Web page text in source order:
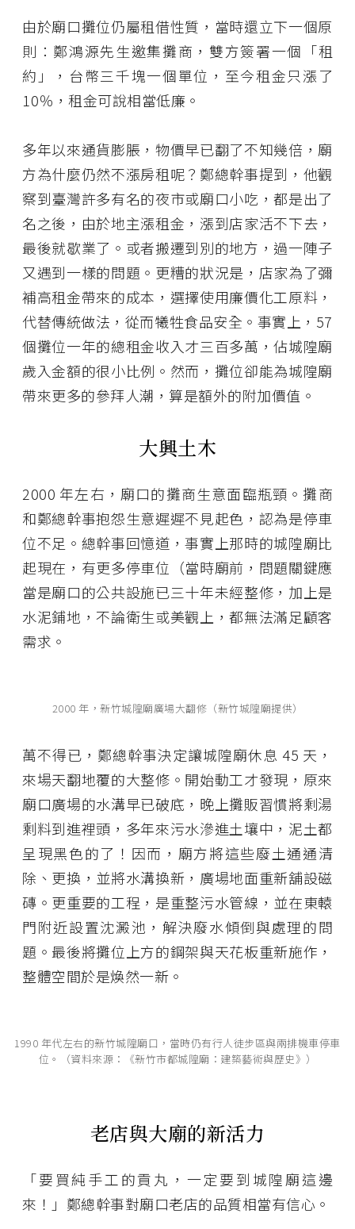
由於廟口攤位仍屬租借性質，當時還立下一個原
則：鄭鴻源先生邀集攤商，雙方簽署一個「租
約」，台幣三千塊一個單位，至今租金只漲了
10％，租金可說相當低廉。
多年以來通貨膨脹，物價早已翻了不知幾倍，廟
方為什麼仍然不漲房租呢？鄭總幹事提到，他觀
察到臺灣許多有名的夜市或廟口小吃，都是出了
名之後，由於地主漲租金，漲到店家活不下去，
最後就歇業了。或者搬遷到別的地方，過一陣子
又遇到一樣的問題。更糟的狀況是，店家為了彌
補高租金帶來的成本，選擇使用廉價化工原料，
代替傳統做法，從而犧牲食品安全。事實上，57
個攤位一年的總租金收入才三百多萬，佔城隍廟
歲入金額的很小比例。然而，攤位卻能為城隍廟
帶來更多的參拜人潮，算是額外的附加價值。
大興土木
2000 年左右，廟口的攤商生意面臨瓶頸。攤商
和鄭總幹事抱怨生意遲遲不見起色，認為是停車
位不足。總幹事回憶道，事實上那時的城隍廟比
起現在，有更多停車位（當時廟前，問題關鍵應
當是廟口的公共設施已三十年未經整修，加上是
水泥鋪地，不論衛生或美觀上，都無法滿足顧客
需求。
2000 年，新竹城隍廟廣場大翻修（新竹城隍廟提供）
萬不得已，鄭總幹事決定讓城隍廟休息 45 天，
來場天翻地覆的大整修。開始動工才發現，原來
廟口廣場的水溝早已破底，晚上攤販習慣將剩湯
剩料到進裡頭，多年來污水滲進土壤中，泥土都
呈現黑色的了！因而，廟方將這些廢土通通清
除、更換，並將水溝換新，廣場地面重新舖設磁
磚。更重要的工程，是重整污水管線，並在東轅
門附近設置沈澱池，解決廢水傾倒與處理的問
題。最後將攤位上方的鋼架與天花板重新施作，
整體空間於是煥然一新。
1990 年代左右的新竹城隍廟口，當時仍有行人徒步區與兩排機車停車
位。（資料來源：《新竹市都城隍廟：建築藝術與歷史》）
老店與大廟的新活力
「要買純手工的貢丸，一定要到城隍廟這邊
來！」鄭總幹事對廟口老店的品質相當有信心。